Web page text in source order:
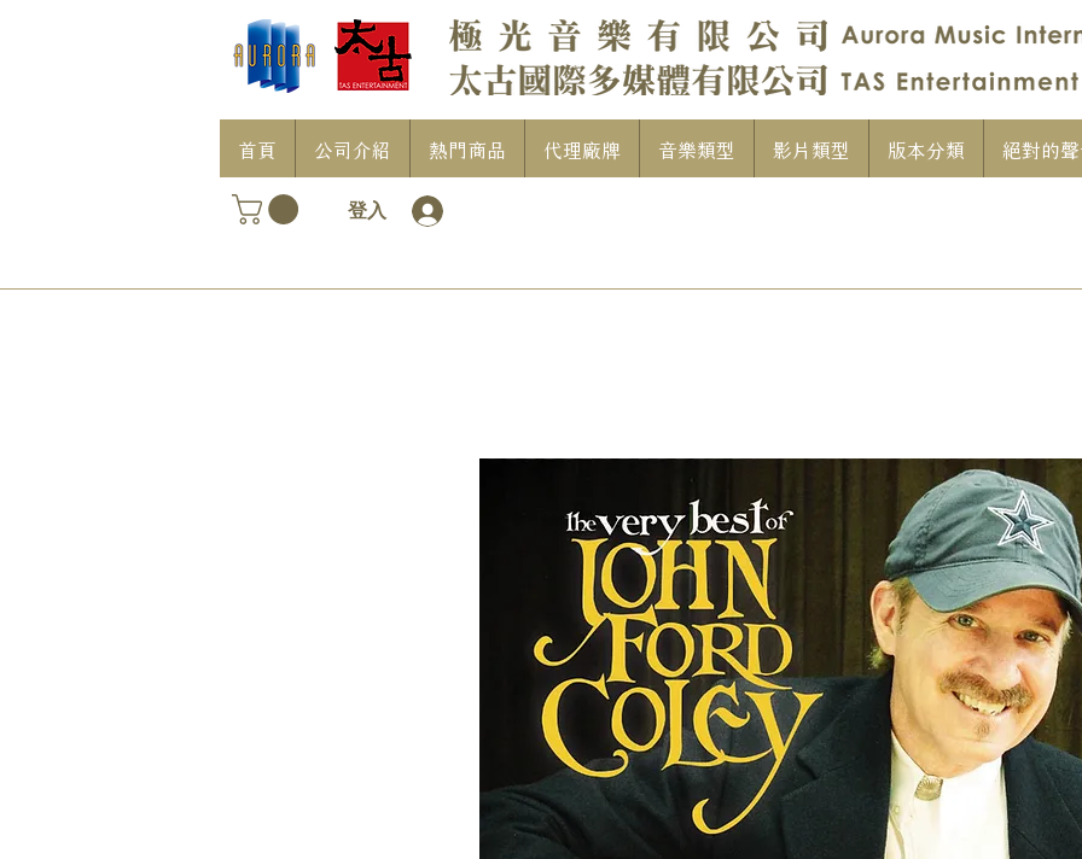
首頁 公司介紹 熱門商品 代理廠牌 音樂類型 影片類型 版本分類 絕對的
登入